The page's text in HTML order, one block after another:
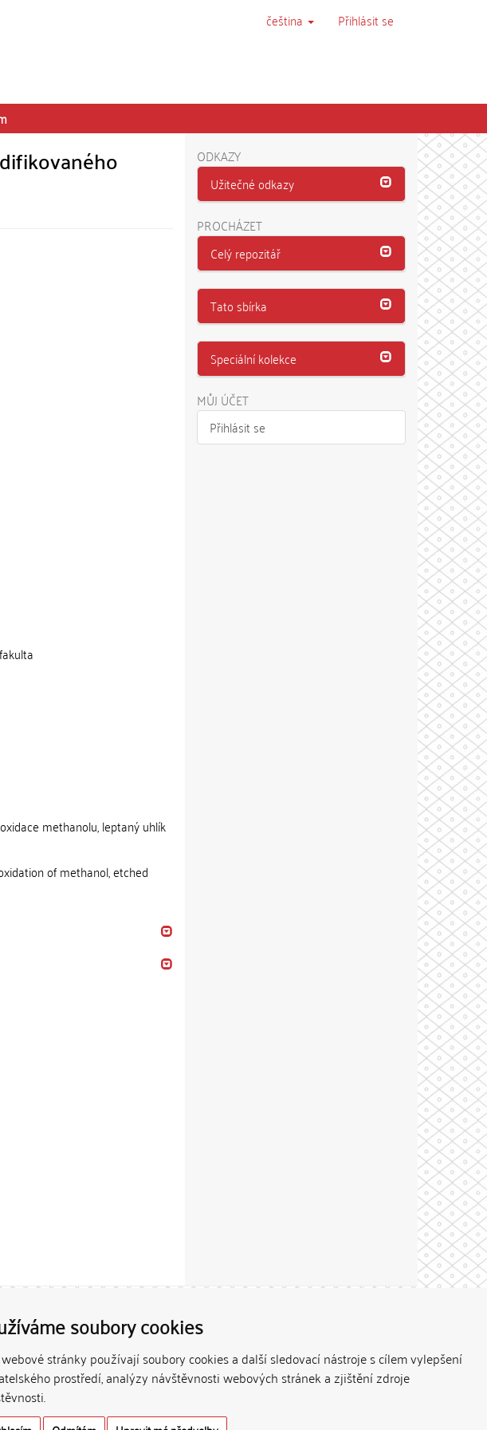
soubory cookies
stránky používají soubory cookies a další sledovací nástroje s cílem vylepšení
prostředí, analýzy návštěvnosti webových stránek a zjištění zdroje
čeština Přihlásit se
methanolu, leptaný uhlík
of methanol, etched
ODKAZY
Užitečné odkazy
PROCHÁZET
Celý repozitář
Tato sbírka
Speciální kolekce
MŮJ ÚČET
Přihlásit se
cuni.cz
/ Each constituent
studijní, vědeckou
purposes